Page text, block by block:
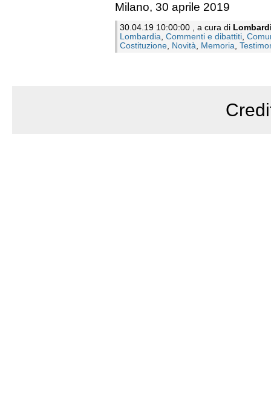
Milano, 30 aprile 2019
30.04.19 10:00:00 , a cura di
Lombardia, Commenti e dibattiti,
Costituzione, Novità, Memoria,